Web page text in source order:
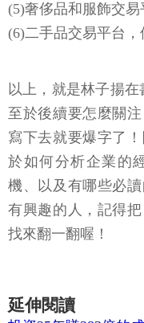
(5)奢侈品和服飾交易
(6)二手品交易平台，
以上，就是林子揚在
至於後續要怎麼關
寫下去就要爆字了
於如何分析企業的
機、以及有哪些必
有興趣的人，記得
找來翻一翻喔！
延伸閱讀